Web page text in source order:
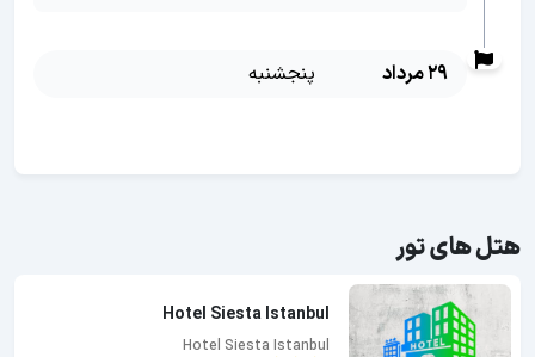
29 مرداد پنجشنبه
هتل های تور
Hotel Siesta Istanbul
Hotel Siesta Istanbul